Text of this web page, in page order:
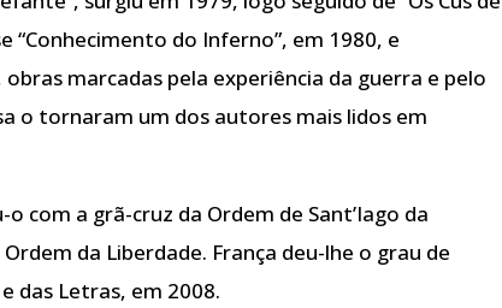
“Conhecimento do Inferno”, em 1980, e
obras marcadas pela experiência da guerra e pelo
o tornaram um dos autores mais lidos em
com a grã-cruz da Ordem de Sant’Iago da
da Liberdade. França deu-lhe o grau de
das Letras, em 2008.